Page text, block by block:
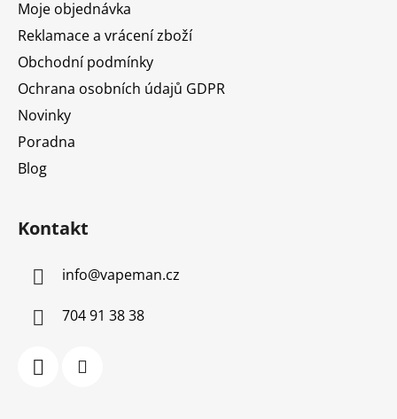
Moje objednávka
Reklamace a vrácení zboží
Obchodní podmínky
Ochrana osobních údajů GDPR
Novinky
Poradna
Blog
Kontakt
info@vapeman.cz
704 91 38 38